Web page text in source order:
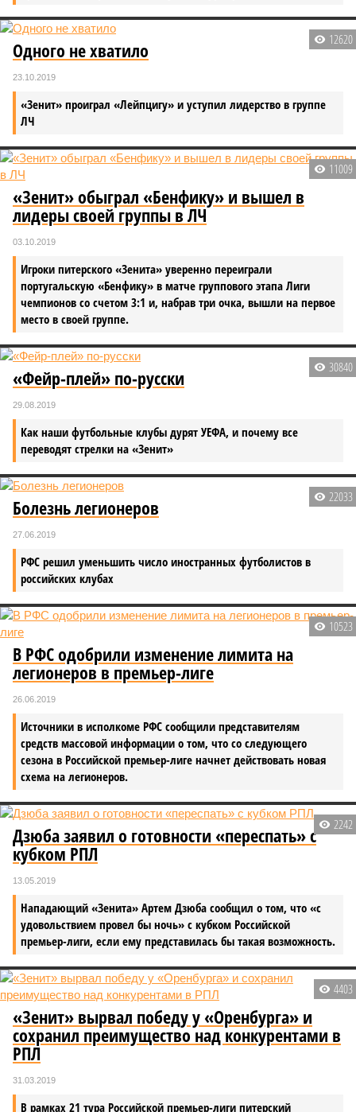
12620
Одного не хватило
23.10.2019
«Зенит» проиграл «Лейпцигу» и уступил лидерство в группе
ЛЧ
11009
«Зенит» обыграл «Бенфику» и вышел в
лидеры своей группы в ЛЧ
03.10.2019
Игроки питерского «Зенита» уверенно переиграли
португальскую «Бенфику» в матче группового этапа Лиги
чемпионов со счетом 3:1 и, набрав три очка, вышли на первое
место в своей группе.
30840
«Фейр-плей» по-русски
29.08.2019
Как наши футбольные клубы дурят УЕФА, и почему все
переводят стрелки на «Зенит»
22033
Болезнь легионеров
27.06.2019
РФС решил уменьшить число иностранных футболистов в
российских клубах
10523
В РФС одобрили изменение лимита на
легионеров в премьер-лиге
26.06.2019
Источники в исполкоме РФС сообщили представителям
средств массовой информации о том, что со следующего
сезона в Российской премьер-лиге начнет действовать новая
схема на легионеров.
2242
Дзюба заявил о готовности «переспать» с
кубком РПЛ
13.05.2019
Нападающий «Зенита» Артем Дзюба сообщил о том, что «с
удовольствием провел бы ночь» с кубком Российской
премьер-лиги, если ему представилась бы такая возможность.
4403
«Зенит» вырвал победу у «Оренбурга» и
сохранил преимущество над конкурентами в
РПЛ
31.03.2019
В рамках 21 тура Российской премьер-лиги питерский